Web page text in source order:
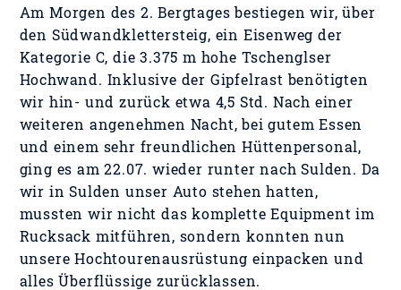
Am Morgen des 2. Bergtages bestiegen wir, über
den Südwandklettersteig, ein Eisenweg der
Kategorie C, die 3.375 m hohe Tschenglser
Hochwand. Inklusive der Gipfelrast benötigten
wir hin- und zurück etwa 4,5 Std. Nach einer
weiteren angenehmen Nacht, bei gutem Essen
und einem sehr freundlichen Hüttenpersonal,
ging es am 22.07. wieder runter nach Sulden. Da
wir in Sulden unser Auto stehen hatten,
mussten wir nicht das komplette Equipment im
Rucksack mitführen, sondern konnten nun
unsere Hochtourenausrüstung einpacken und
alles Überflüssige zurücklassen.